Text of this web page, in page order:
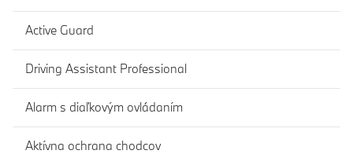
Active Guard
Driving Assistant Professional
Alarm s diaľkovým ovládaním
Aktívna ochrana chodcov